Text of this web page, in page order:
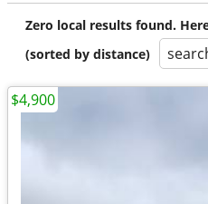
Zero local results found.
(sorted by distance)
$4,900